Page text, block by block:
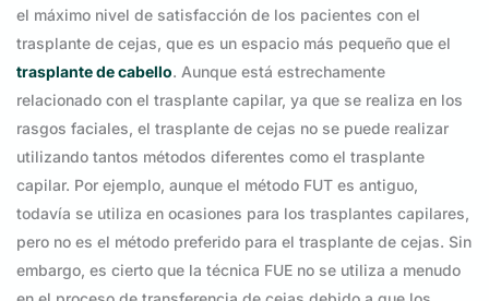
el máximo nivel de satisfacción de los pacientes con el
trasplante de cejas, que es un espacio más pequeño que el
trasplante de cabello. Aunque está estrechamente
relacionado con el trasplante capilar, ya que se realiza en los
rasgos faciales, el trasplante de cejas no se puede realizar
utilizando tantos métodos diferentes como el trasplante
capilar. Por ejemplo, aunque el método FUT es antiguo,
todavía se utiliza en ocasiones para los trasplantes capilares,
pero no es el método preferido para el trasplante de cejas. Sin
embargo, es cierto que la técnica FUE no se utiliza a menudo